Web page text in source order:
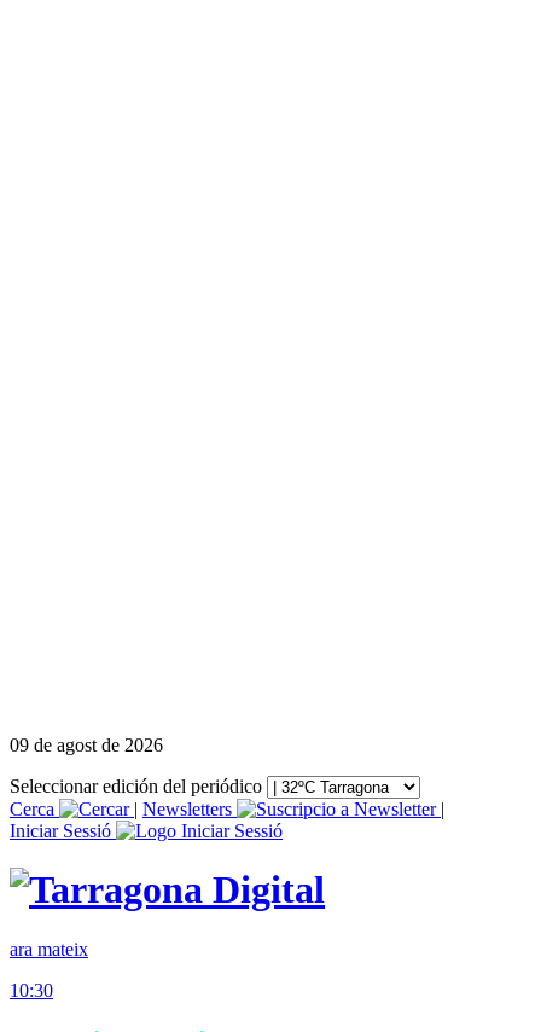
09 de agost de 2026
Seleccionar edición del periódico
Cerca
| Newsletters
|
Iniciar Sessió
ara mateix
10:30